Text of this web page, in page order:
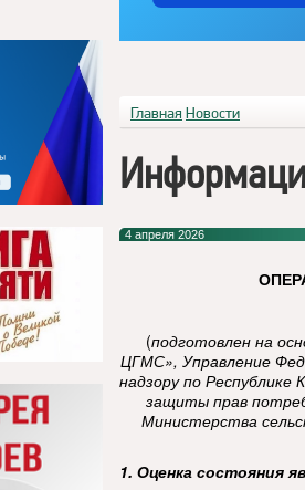
Главная Новости
4 апреля 2026
(подготовлен на
ЦГМС», Управление
надзору по Республике
защиты прав
Министерства
1. Оценка состояния